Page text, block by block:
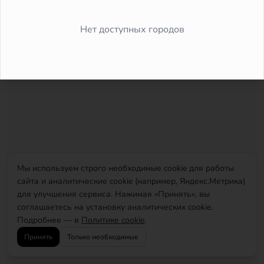
Мы используем строго необходимые cookie для работы
сайта и аналитические cookie (например, Яндекс.Метрика)
для улучшения сервиса. Нажимая «Принять», вы
соглашаетесь на установку аналитических cookie.
Подробнее — в Политике cookie.
Принять Только необходимые
Нет доступных городов